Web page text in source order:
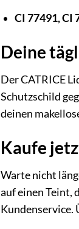
CI 77491, CI
Deine
Der CATRICE
Schutzschild
deinen
Kaufe
Warte nicht
auf einen Teint,
Kundenservice.